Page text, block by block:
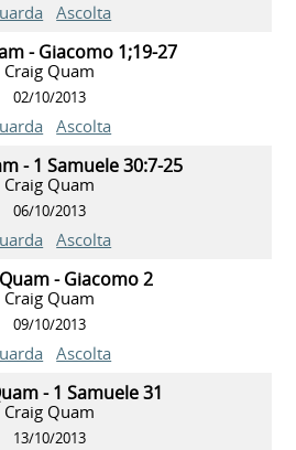
Ascolta
- Giacomo 1;19-27
Craig Quam
02/10/2013
Ascolta
- 1 Samuele 30:7-25
Craig Quam
06/10/2013
Ascolta
- Giacomo 2
Craig Quam
09/10/2013
Ascolta
- 1 Samuele 31
Craig Quam
13/10/2013